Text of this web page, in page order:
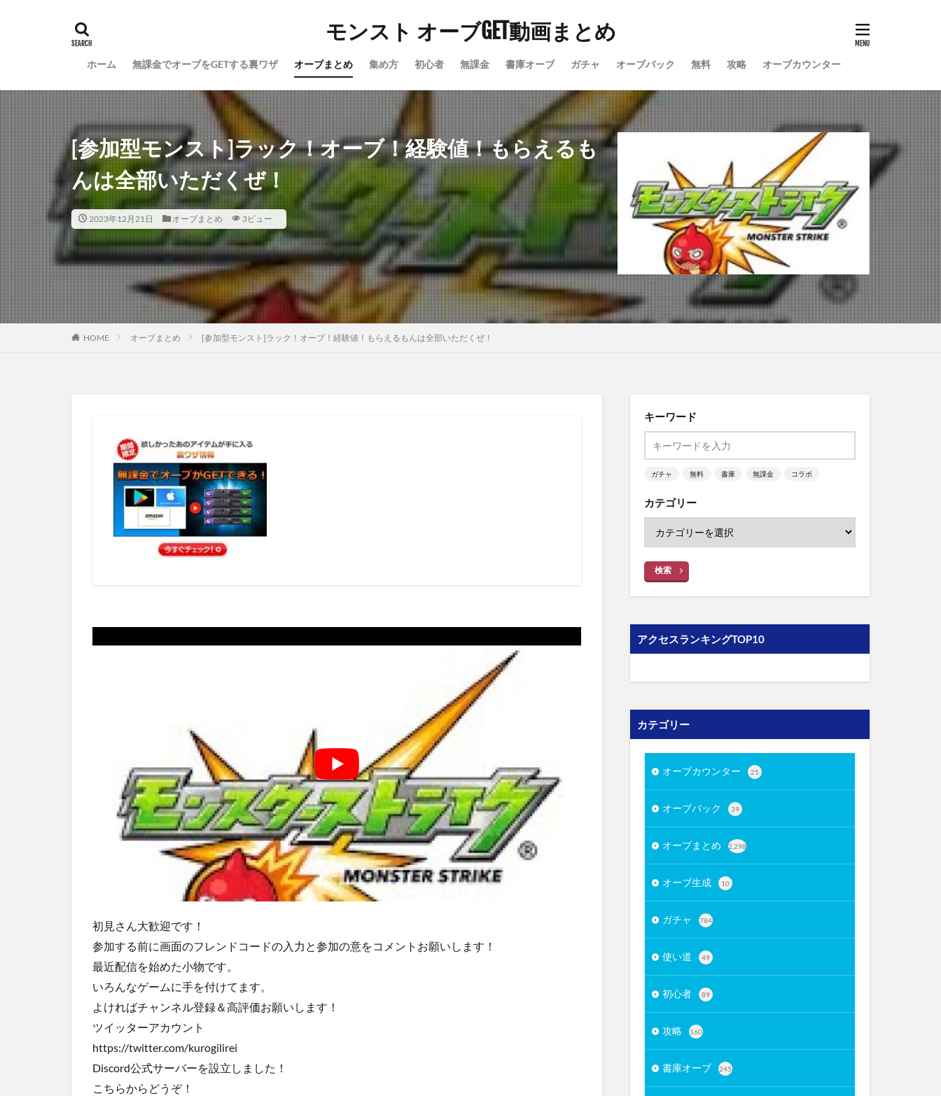
モンスト オーブGET動画まとめ
ホーム 無課金でオーブをGETする裏ワザ オーブまとめ 集め方 初心者 無課金 書庫オーブ ガチャ オーブバック 無料 攻略 オーブカウンター
[参加型モンスト]ラック！オーブ！経験値！もらえるも
んは全部いただくぜ！
2023年12月21日 オーブまとめ 3ビュー
HOME オーブまとめ [参加型モンスト]ラック！オーブ！経験値！もらえるもんは全部いただくぜ！
初見さん大歓迎です！
参加する前に画面のフレンドコードの入力と参加の意をコメントお願いします！
最近配信を始めた小物です。
いろんなゲームに手を付けてます。
よければチャンネル登録＆高評価お願いします！
ツイッターアカウント
https://twitter.com/kurogilirei
Discord公式サーバーを設立しました！
こちらからどうぞ！
キーワード
ガチャ 無料 書庫 無課金 コラボ
カテゴリー
検索
アクセスランキングTOP10
カテゴリー
オーブカウンター 25
オーブバック 39
オーブまとめ 2,298
オーブ生成 10
ガチャ 784
使い道 49
初心者 89
攻略 160
書庫オーブ 245